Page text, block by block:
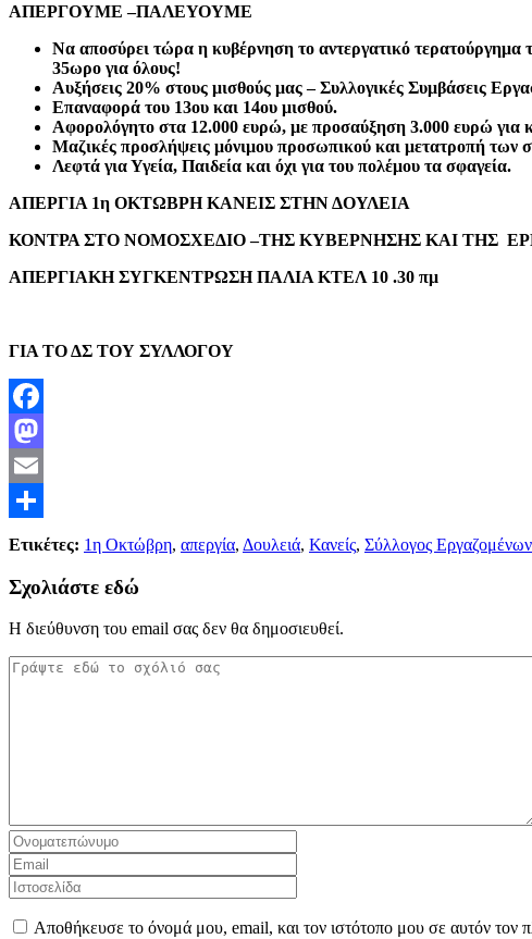
ΑΠΕΡΓΟΥΜΕ –ΠΑΛΕΥΟΥΜΕ
Να αποσύρει τώρα η κυβέρνηση το αντεργατικό τερατούργημα
35ωρο για όλους!
Αυξήσεις 20% στους μισθούς μας – Συλλογικές Συμβάσεις
Επαναφορά του 13ου και 14ου μισθού.
Αφορολόγητο στα 12.000 ευρώ, με προσαύξηση 3.000 ευρώ για
Μαζικές προσλήψεις μόνιμου προσωπικού και μετατροπή
Λεφτά για Υγεία, Παιδεία και όχι για του πολέμου τα σφαγεία.
ΑΠΕΡΓΙΑ 1η ΟΚΤΩΒΡΗ ΚΑΝΕΙΣ ΣΤΗΝ ΔΟΥΛΕΙΑ
ΚΟΝΤΡΑ ΣΤΟ ΝΟΜΟΣΧΕΔΙΟ –ΤΗΣ ΚΥΒΕΡΝΗΣΗΣ ΚΑΙ ΤΗΣ
ΑΠΕΡΓΙΑΚΗ ΣΥΓΚΕΝΤΡΩΣΗ ΠΑΛΙΑ ΚΤΕΛ 10 .30 πμ
ΓΙΑ ΤΟ ΔΣ ΤΟΥ ΣΥΛΛΟΓΟΥ
Facebook
Mastodon
Email
Μοιραστείτε
Ετικέτες: 1η Οκτώβρη, απεργία, Δουλειά, Κανείς, Σύλλογος
Σχολιάστε εδώ
Η διεύθυνση του email σας δεν θα δημοσιευθεί.
Αποθήκευσε το όνομά μου, email, και τον ιστότοπο μου σε αυτόν τον